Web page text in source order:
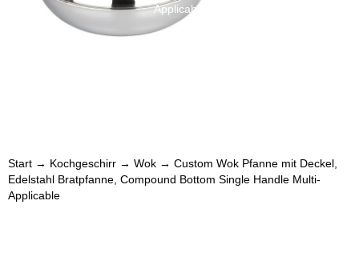
Applicable
Start → Kochgeschirr → Wok → Custom Wok Pfanne mit Deckel,
Edelstahl Bratpfanne, Compound Bottom Single Handle Multi-
Applicable